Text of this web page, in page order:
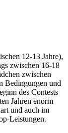
12-13 Jahre),
zwischen 16-18
zwischen
Bedingungen und
des Contests
Jahren enorm
und auch im
Leistungen.